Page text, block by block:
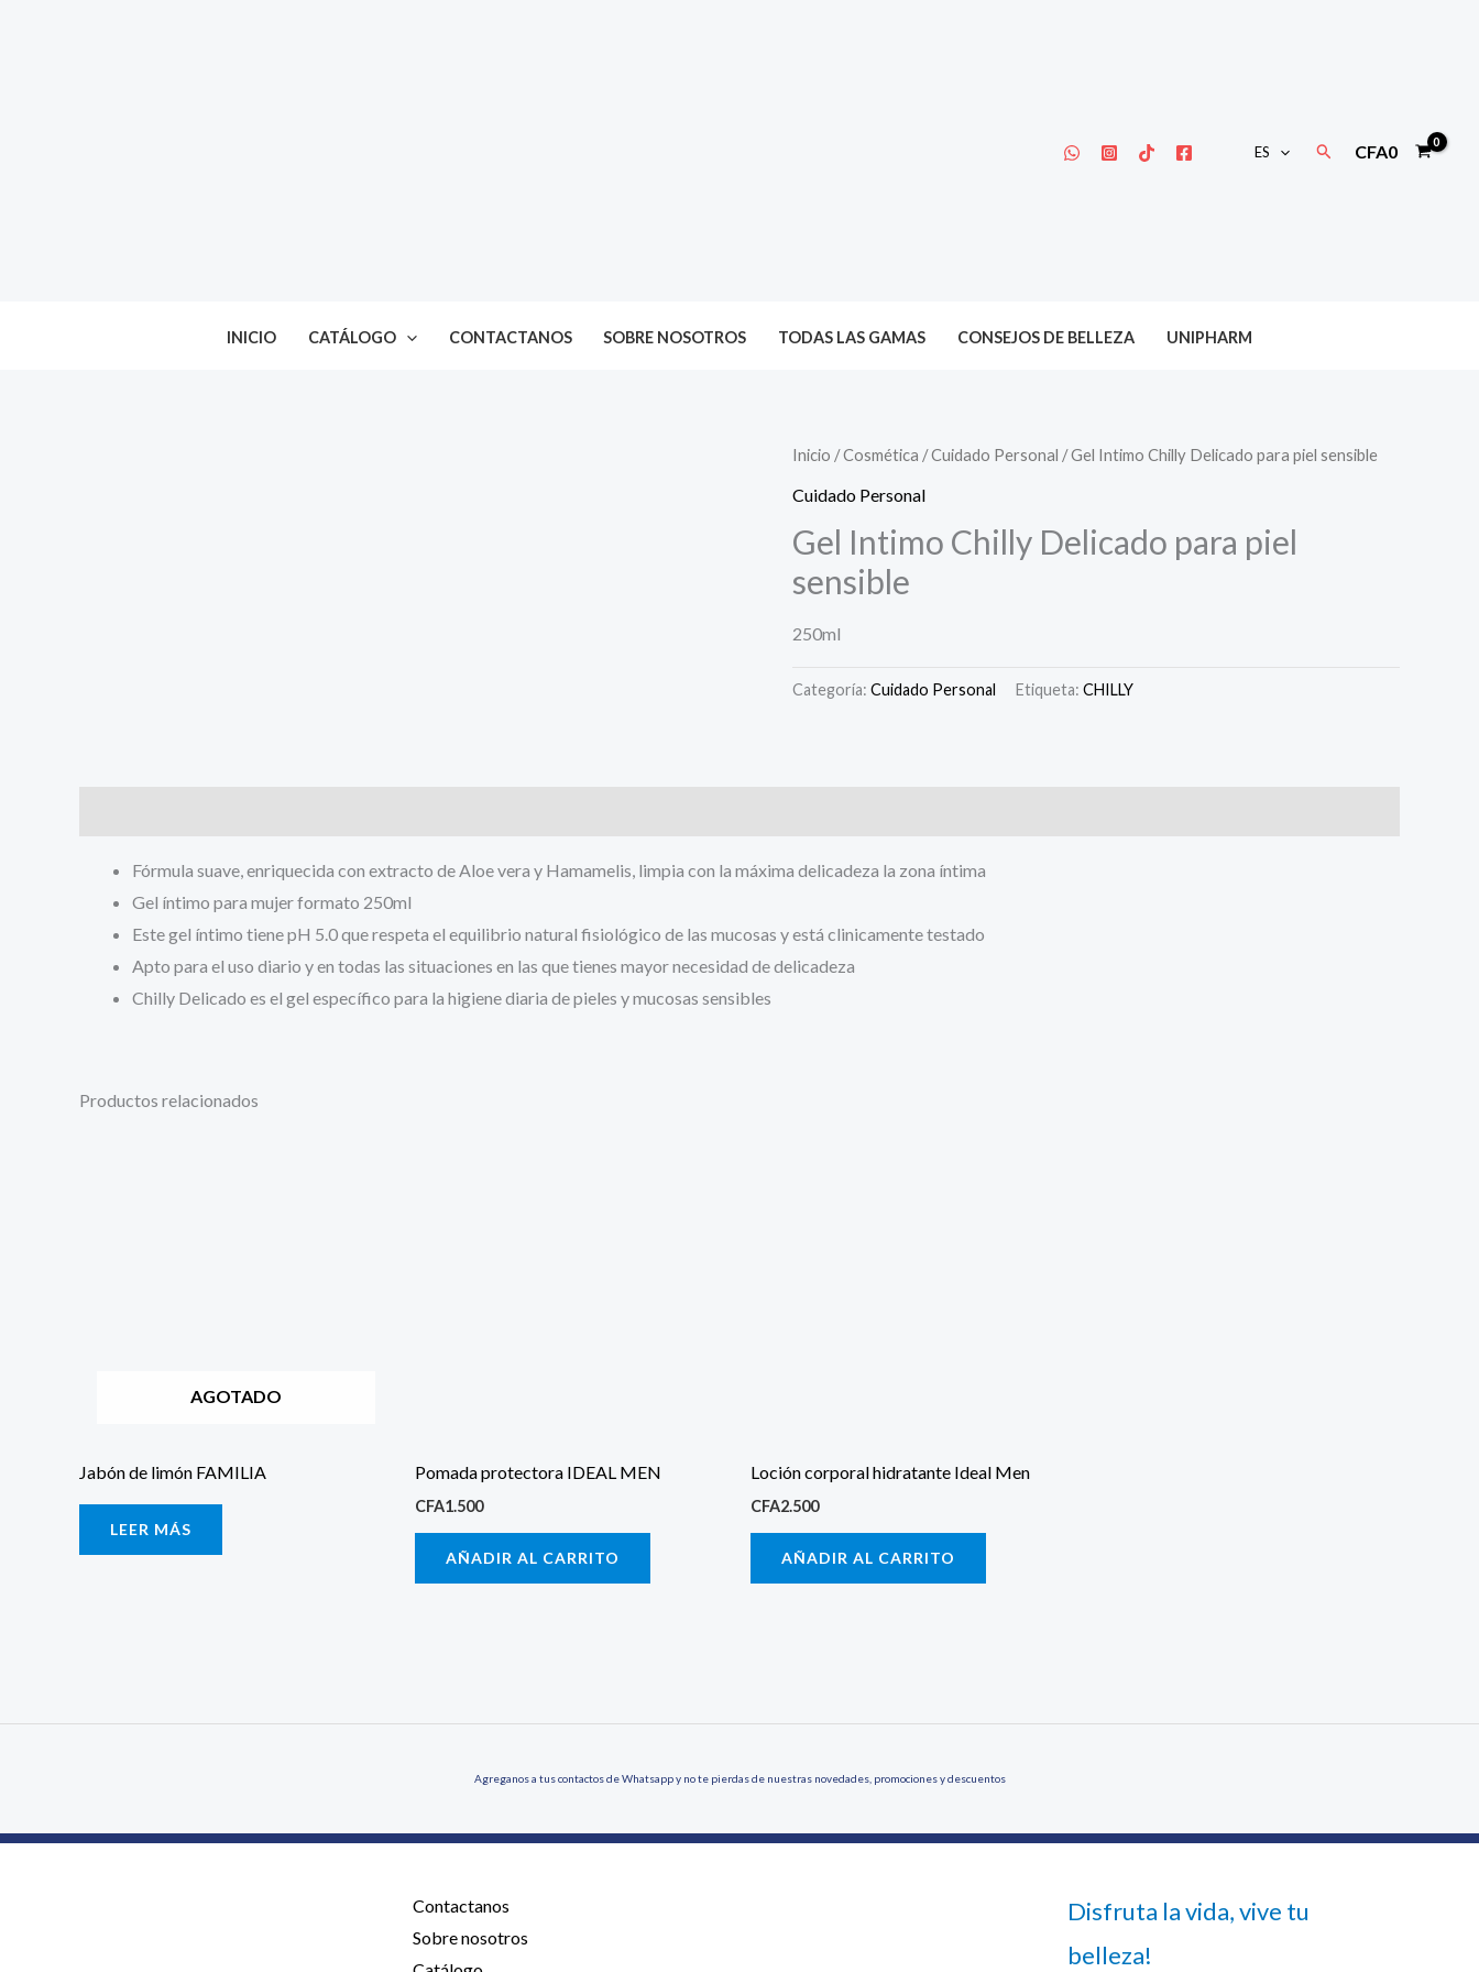
ES BuscarCFA0
INICIO CATÁLOGO CONTACTANOS SOBRE NOSOTROS TODAS LAS GAMAS CONSEJOS DE BELLEZA UNIPHARM
Inicio /Cosmética /Cuidado Personal / Gel Intimo Chilly Delicado para piel sensible
Cuidado Personal
Gel Intimo Chilly Delicado para piel
sensible
250ml
Categoría: Cuidado Personal Etiqueta: CHILLY
Fórmula suave, enriquecida con extracto de Aloe vera y Hamamelis, limpia con la máxima delicadeza la zona íntima
Gel íntimo para mujer formato 250ml
Este gel íntimo tiene pH 5.0 que respeta el equilibrio natural fisiológico de las mucosas y está clinicamente testado
Apto para el uso diario y en todas las situaciones en las que tienes mayor necesidad de delicadeza
Chilly Delicado es el gel específico para la higiene diaria de pieles y mucosas sensibles
Productos relacionados
AGOTADO
Jabón de limón FAMILIA
LEER MÁS
Pomada protectora IDEAL MEN
CFA1.500
AÑADIR AL CARRITO
Loción corporal hidratante Ideal Men
CFA2.500
AÑADIR AL CARRITO
Agreganos a tus contactos de Whatsapp y no te pierdas de nuestras novedades, promociones y descuentos
Contactanos
Sobre nosotros
Disfruta la vida, vive tu
belleza!